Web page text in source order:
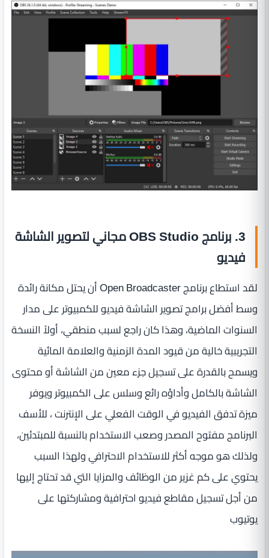
3. برنامج OBS Studio مجاني لتصوير الشاشة
فيديو
لقد استطاع برنامج Open Broadcaster أن يحتل مكانة رائدة
وسط أفضل برامج تصوير الشاشة فيديو للكمبيوتر على مدار
السنوات الماضية، وهذا كان راجع لسبب منطقي، أولاً النسخة
التجريبية خالية من قيود المدة الزمنية والعلامة المائية
ويسمح بالقدرة على تسجيل جزء معين من الشاشة أو محتوى
الشاشة بالكامل وأداؤه رائع وسلس على الكمبيوتر ويوفر
ميزة تدفق الفيديو في الوقت الفعلي على الإنترنت ، للأسف
البرنامج مفتوح المصدر وصعب الاستخدام بالنسبة للمبتدئين،
ولذلك هو موجه أكثر للاستخدام الاحترافي ولهذا السبب
يحتوي على كم غزير من الوظائف والمزايا التي قد تحتاج إليها
من أجل تسجيل مقاطع فيديو احترافية ومشاركتها على
يوتيوب